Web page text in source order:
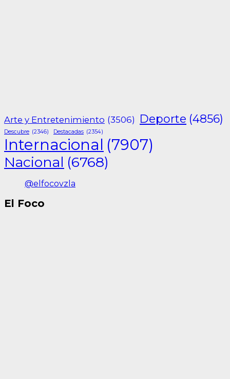
Arte y Entretenimiento (3506) Deporte (4856)
Descubre (2346) Destacadas (2354)
Internacional (7907)
Nacional (6768)
@elfocovzla
El Foco